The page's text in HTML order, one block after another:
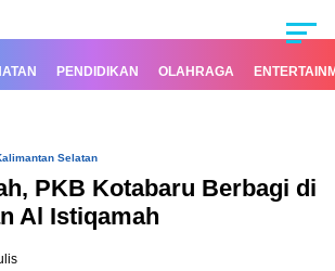
PENDIDIKAN OLAHRAGA
Selatan
PKB Kotabaru Berbagi di
Al Istiqamah